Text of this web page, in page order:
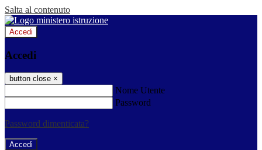
Salta al contenuto
Accedi
Accedi
button close ×
Nome Utente
Password
Password dimenticata?